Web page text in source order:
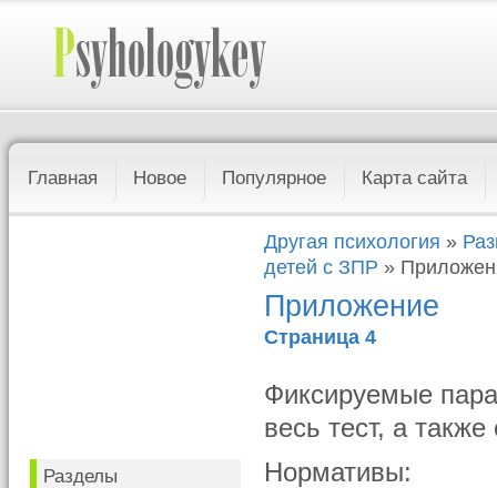
Главная Новое Популярное Карта сайта
Разделы
Другая психология »
детей с ЗПР »
Приложение
Страница 4
Фиксируемые
весь тест, а
Нормативы: